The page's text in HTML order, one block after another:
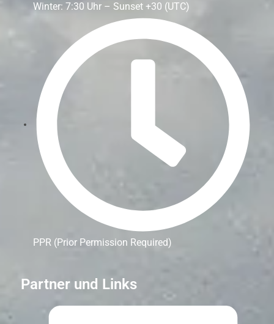
Winter: 7:30 Uhr – Sunset +30 (UTC)
PPR (Prior Permission Required)
Partner und Links